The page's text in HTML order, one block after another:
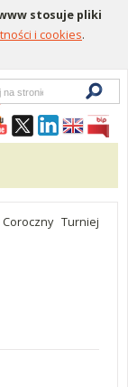
stosuje pliki
i cookies.
Coroczny Turniej